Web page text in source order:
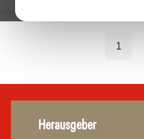
1
Herausgeber